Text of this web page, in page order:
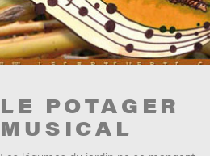
LE POTAGER
MUSICAL